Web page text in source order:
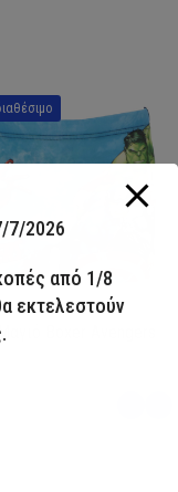
Boxer Avengers
7/2026
από 1/8
εκτελεστούν